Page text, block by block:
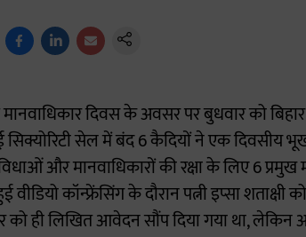
मानवाधिकार दिवस के अवसर पर बुधवार को
सेल में बंद 6 कैदियों ने एक दिवसीय
और मानवाधिकारों की रक्षा के लिए 6
कॉन्फ्रेंसिंग के दौरान पत्नी इप्सा
को ही लिखित आवेदन सौंप दिया गया था, लेकिन